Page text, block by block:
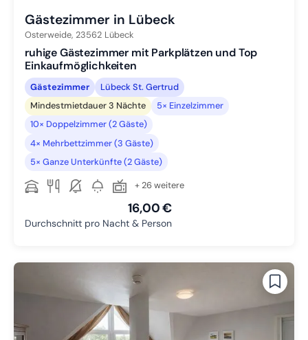
Gästezimmer in Lübeck
Osterweide, 23562 Lübeck
ruhige Gästezimmer mit Parkplätzen und Top
Einkaufmöglichkeiten
Gästezimmer
Lübeck St. Gertrud
Mindestmietdauer 3 Nächte
5× Einzelzimmer
10× Doppelzimmer (2 Gäste)
4× Mehrbettzimmer (3 Gäste)
5× Ganze Unterkünfte (2 Gäste)
+ 26 weitere
16,00 €
Durchschnitt pro Nacht & Person